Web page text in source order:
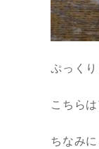
ぷっく
こちら
ちなみ